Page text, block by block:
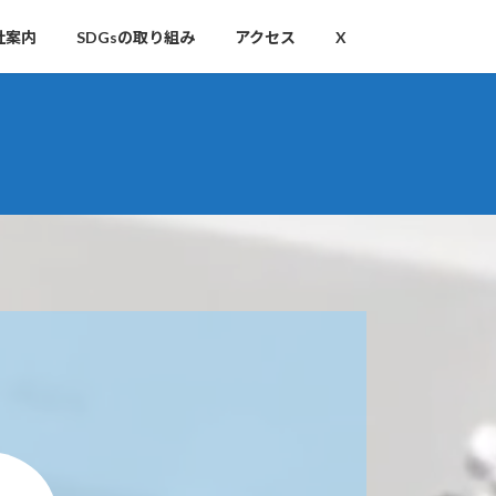
案内 SDGsの取り組み アクセス X